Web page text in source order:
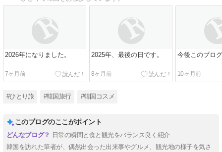
2026年になりました。
7ヶ月前
2025年、最後の日です。
8ヶ月前
今後このブロ
10ヶ月前
#ひとり旅 #韓国旅行 #韓国コスメ
このブログのここがポイント
日常の瞬間と食と観光をバランス良く紹介
韓国を訪れた筆者が、偶然出会った出来事やグルメ、観光地の様子を気さ